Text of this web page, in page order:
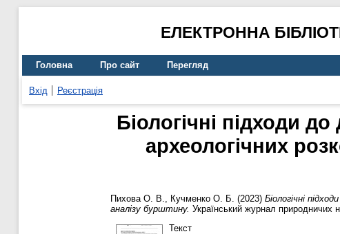
ЕЛЕКТРОННА
Головна Про сайт Перегляд
Вхід Реєстрація
Біологічні підходи
археологічних
Пихова О. В., Кучменко О. Б. (2023) Біологічні
аналізу бурштину. Український журнал
Текст